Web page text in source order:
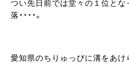
つい先日前では堂々の１位とな
落・・・・。
愛知県のちりゅっぴに溝をあけ